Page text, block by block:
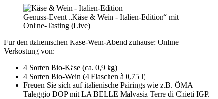
Genuss-Event „Käse & Wein - Italien-Edition“ mit
Online-Tasting (Live)
Für den italienischen Käse-Wein-Abend zuhause: Online
Verkostung von:
4 Sorten Bio-Käse (ca. 0,9 kg)
4 Sorten Bio-Wein (4 Flaschen à 0,75 l)
Freuen Sie sich auf italienische Pairings wie z.B. ÖMA
Taleggio DOP mit LA BELLE Malvasia Terre di Chieti IGP.